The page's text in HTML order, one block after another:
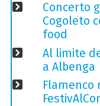
Concerto
Cogoleto
food
Al limite
a Albenga
Flamenco